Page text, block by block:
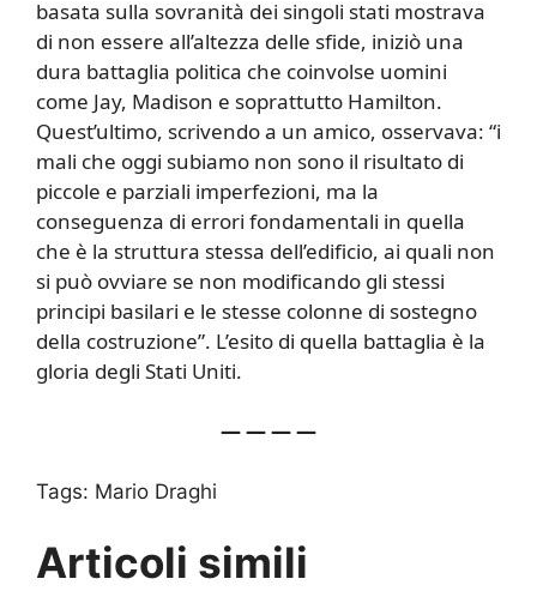
basata sulla sovranità dei singoli stati mostrava
di non essere all’altezza delle sfide, iniziò una
dura battaglia politica che coinvolse uomini
come Jay, Madison e soprattutto Hamilton.
Quest’ultimo, scrivendo a un amico, osservava: “i
mali che oggi subiamo non sono il risultato di
piccole e parziali imperfezioni, ma la
conseguenza di errori fondamentali in quella
che è la struttura stessa dell’edificio, ai quali non
si può ovviare se non modificando gli stessi
principi basilari e le stesse colonne di sostegno
della costruzione”. L’esito di quella battaglia è la
gloria degli Stati Uniti.
— — — —
Tags: Mario Draghi
Articoli simili